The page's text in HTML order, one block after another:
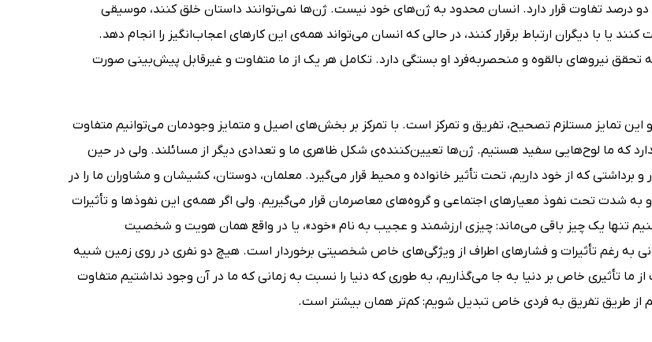
دو درصد تفاوت قرار دارد. انسان محدود به ژن‌های خود نیست. ژن‌ها نمی‌توانند داستان خلق کنند، موسیقی
کنند یا با دیگران ارتباط برقرار کنند، در حالی که انسان می‌تواند همه‌ی این کارهای اعجاب‌انگیز را انجام دهد.
تحقق نیروهای بالقوه و منحصربه‌فرد او بستگی دارد. تکامل هر یک از ما متفاوت و غیرقابل ‌پیش‌بینی صورت
تمایز مستلزم تصحیح، تفریق و تمرکز است. با تمرکز بر بخش‌های اصیل و متمایز وجودمان می‌توانیم متفاوت
که ما لوح‌هایی سفید هستیم. ژن‌ها تعیین‌کننده‌ی شکل ظاهری ما و تعدادی دیگر از مسائلند. ولی در حین
و برداشتی که از خود داریم، تحت تأثیر خانواده و محیط قرار می‌گیرد. معلمان، دوستان، کشیشان و مشاوران ما را در
به ‌شدت تحت ‌نفوذ معیارهای اجتماعی و گروه‌های معاصرمان قرار می‌گیریم. ولی اگر همه‌ی این نفوذها و تأثیرات
تنها یک چیز باقی می‌ماند: چیزی ارزشمند و عجیب به نام «خود»، یا در واقع همان هویت و شخصیت
به رغم تأثیرات و فشارهای اطراف از ویژگی‌های خاص شخصیتی برخوردار است. هیچ دو نفری در روی زمین شبیه
ما تأثیری خاص بر دنیا به جا می‌گذاریم، به طوری که دنیا را نسبت به زمانی که ما در آن وجود نداشتیم متفاوت
از طریق تفریق به فردی خاص تبدیل شویم: کم‌تر همان بیشتر است.